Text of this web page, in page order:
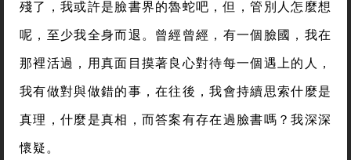
殘了，我或許是臉書界的魯蛇吧，但，管別人怎麼想
呢，至少我全身而退。曾經曾經，有一個臉國，我在
那裡活過，用真面目摸著良心對待每一個遇上的人，
我有做對與做錯的事，在往後，我會持續思索什麼是
真理，什麼是真相，而答案有存在過臉書嗎？我深深
懷疑。